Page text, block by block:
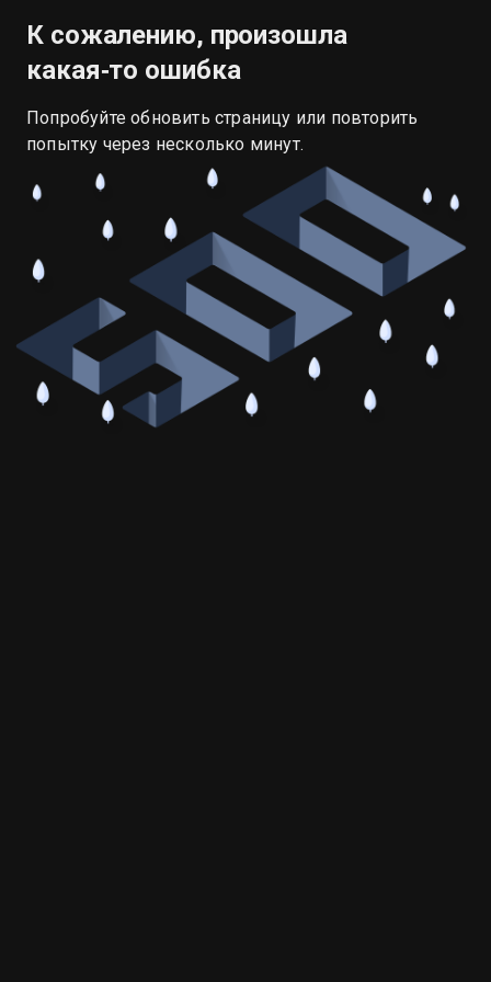
К сожалению, произошла
какая‑то ошибка
Попробуйте обновить страницу или повторить
попытку через несколько минут.